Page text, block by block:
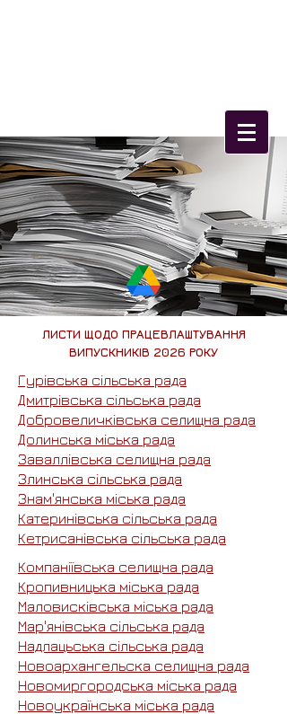
ЛИСТИ ЩОДО ПРАЦЕВЛАШТУВАННЯ
ВИПУСКНИКІВ 2026 РОКУ
Гурівська сільська рада
Дмитрівська сільська рада
Добровеличківська селищна рада
Долинська міська рада
Заваллівська селищна рада
Злинська сільська рада
Знам'янська міська рада
Катеринівська сільська рада
Кетрисанівська сільська рада
Компаніївська селищна рада
Кропивницька міська рада
Маловисківська міська рада
Мар'янівська сільська рада
Надлацьська сільська рада
Новоархангельска селищна рада
Новомиргородська міська рада
Новоукраїнська міська рада